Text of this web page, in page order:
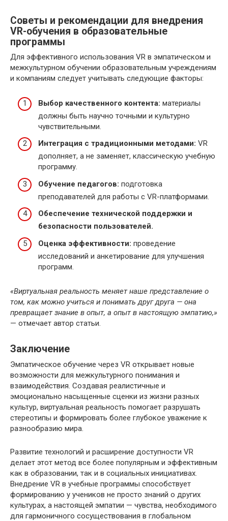
Советы и рекомендации для внедрения
VR-обучения в образовательные
программы
Для эффективного использования VR в эмпатическом и
межкультурном обучении образовательным учреждениям
и компаниям следует учитывать следующие факторы:
Выбор качественного контента: материалы
должны быть научно точными и культурно
чувствительными.
Интеграция с традиционными методами: VR
дополняет, а не заменяет, классическую учебную
программу.
Обучение педагогов: подготовка
преподавателей для работы с VR-платформами.
Обеспечение технической поддержки и
безопасности пользователей.
Оценка эффективности: проведение
исследований и анкетирование для улучшения
программ.
«Виртуальная реальность меняет наше представление о
том, как можно учиться и понимать друг друга — она
превращает знание в опыт, а опыт в настоящую эмпатию,»
— отмечает автор статьи.
Заключение
Эмпатическое обучение через VR открывает новые
возможности для межкультурного понимания и
взаимодействия. Создавая реалистичные и
эмоционально насыщенные сценки из жизни разных
культур, виртуальная реальность помогает разрушать
стереотипы и формировать более глубокое уважение к
разнообразию мира.
Развитие технологий и расширение доступности VR
делает этот метод все более популярным и эффективным
как в образовании, так и в социальных инициативах.
Внедрение VR в учебные программы способствует
формированию у учеников не просто знаний о других
культурах, а настоящей эмпатии — чувства, необходимого
для гармоничного сосуществования в глобальном